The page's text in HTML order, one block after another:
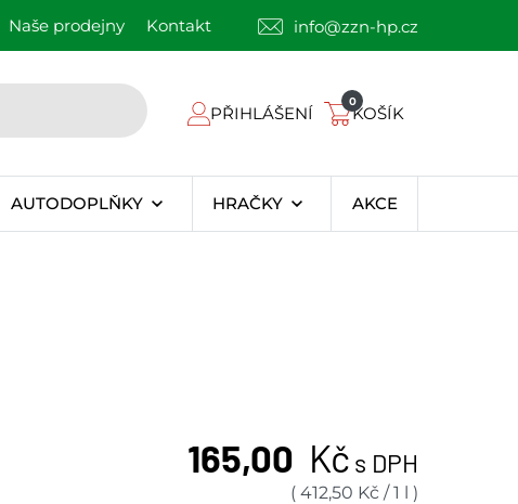
Naše prodejny Kontakt info@zzn-hp.cz
PŘIHLÁŠENÍ
0
KOŠÍK
AUTODOPLŇKY HRAČKY AKCE
165,00 Kč s DPH
( 412,50 Kč/1 l )